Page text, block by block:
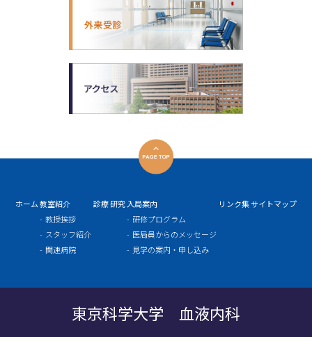
東京科学大学 血液内科
ホーム 教室紹介
教授挨拶
スタッフ紹介
関連病院
診療研究入局案内
研修プログラム
医局員からのメッセージ
見学の案内・申し込み
リンク集サイトマップ